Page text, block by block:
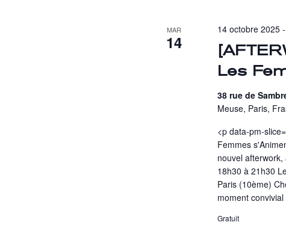
MAR
14
Les
14 octobre 2025
38 rue de
Meuse, Paris,
<p data-pm-
Femmes
nouvel
18h30 à 21h30
Paris (10ème)
moment
Gratuit